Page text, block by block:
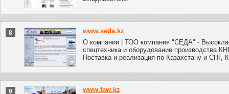
8
www.seda.kz
О компании | ТОО компания "СЕДА" -
спецтехника и оборудование производства
Поставка и реализация по Казахстану и СНГ,
9
www.faw.kz